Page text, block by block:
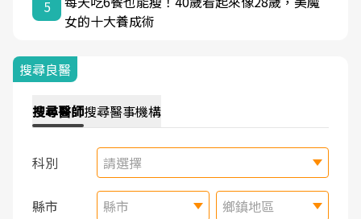
5
女的十大養成術
搜尋良醫
搜尋醫師搜尋醫事機構
科別 請選擇
縣市 縣市 鄉鎮地區